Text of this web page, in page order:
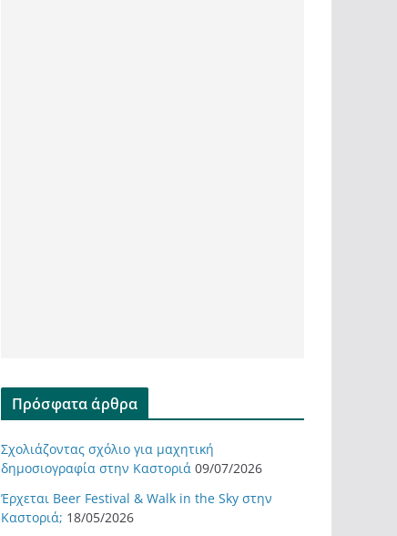
Πρόσφατα άρθρα
Σχολιάζοντας σχόλιο για μαχητική
δημοσιογραφία στην Καστοριά 09/07/2026
Έρχεται Beer Festival & Walk in the Sky στην
Καστοριά; 18/05/2026